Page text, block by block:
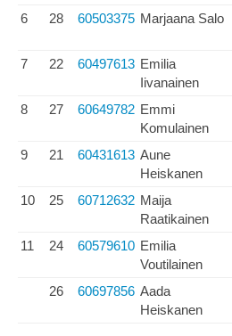
6 28 60503375 Marjaana Salo
7 22 60497613 Emilia
Iivanainen
8 27 60649782 Emmi
Komulainen
9 21 60431613 Aune
Heiskanen
10 25 60712632 Maija
Raatikainen
11 24 60579610 Emilia
Voutilainen
26 60697856 Aada
Heiskanen